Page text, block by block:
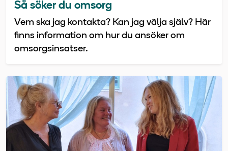
Så söker du omsorg
Vem ska jag kontakta? Kan jag välja själv? Här
finns information om hur du ansöker om
omsorgsinsatser.